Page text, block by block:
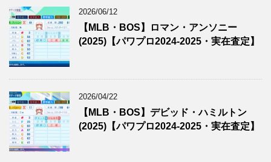
2026/06/12
【MLB・BOS】ロマン・アンソニー
(2025)【パワプロ2024-2025・実在査定】
2026/04/22
【MLB・BOS】デビッド・ハミルトン
(2025)【パワプロ2024-2025・実在査定】